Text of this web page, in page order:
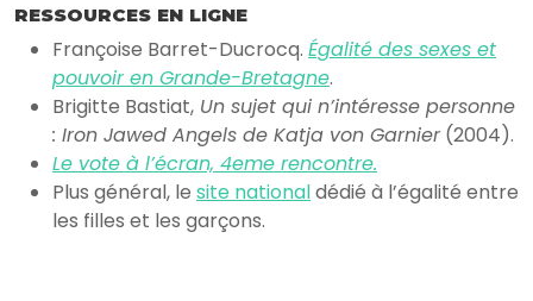
RESSOURCES EN LIGNE
Françoise Barret-Ducrocq. Égalité des sexes et
pouvoir en Grande-Bretagne.
Brigitte Bastiat, Un sujet qui n’intéresse personne
: Iron Jawed Angels de Katja von Garnier(2004).
Le vote à l’écran, 4eme rencontre.
Plus général, le site nationaldédié à l’égalité entre
les filles et les garçons.